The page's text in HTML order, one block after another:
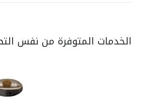
الخدمات المتوفرة من نفس